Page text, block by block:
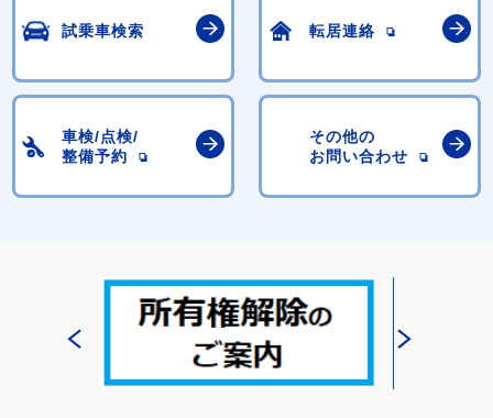
試乗車検索 転居連絡
車検/点検/
整備予約
その他の
お問い合わせ